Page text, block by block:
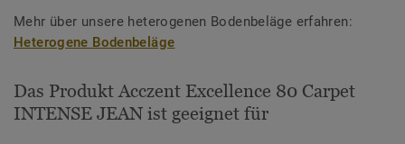
Mehr über unsere heterogenen Bodenbeläge erfahren:
Heterogene Bodenbeläge
Das Produkt Acczent Excellence 80 Carpet
INTENSE JEAN ist geeignet für